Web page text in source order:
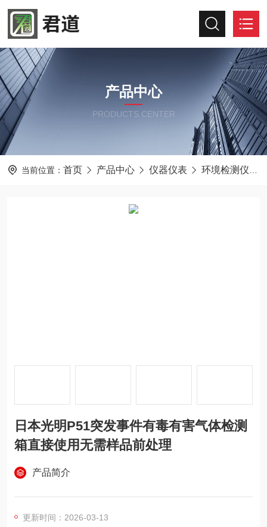
产品中心
PRODUCTS CENTER
当前位置： 首页 产品中心 仪器仪表 环境检测仪器
日本光明P51突发事件有毒有害气体检测
箱直接使用无需样品前处理
产品简介
更新时间：2026-03-13